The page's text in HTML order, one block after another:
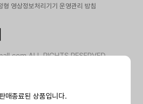
매종료된 상품입니다.
형 영상정보처리기기 운영관리 방침
ALL RIGHTS RESERVED